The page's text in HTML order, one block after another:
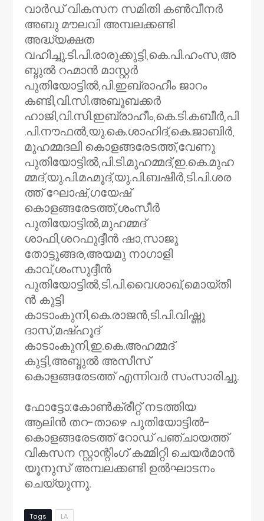
വാർഡ്‌ വികസന സമിതി കൺവീനർ
അബു മൗലവി അമ്പലക്കണ്ടി
അദ്ധ്യക്ഷത
വഹിച്ചു.ടി.പി.രാരുക്കുട്ടി,കെ.പി.ഹംസ,അ
ബ്ദുൽ റഹ്മാൻ മാസ്റ്റർ
പുതിയോട്ടിൽ,പി.ഇബ്രാഹീം ജാറം
കണ്ടി,വി.സി.അബൂബക്കർ
ഹാജി,വി.സി.ഇബ്രാഹീം,കെ.ടി.കബീർ,പി
.പി.നൗഫൽ,യു.കെ.ശാഹിദ്‌,കെ.ജാബിർ,
മുഹമ്മദലി കൊളങ്ങരേടത്ത്‌,വേണു
പുതിയോട്ടിൽ,പി.ടി.മുഹമ്മദ്‌,ഇ.കെ.മുഹ
മ്മദ്‌,യു.പി.മഹ്മൂദ്‌,യു.പി.ബഷീർ,ടി.പി.ശര
ത്ത് ഘോഷ്‌‌,ഗയേഷ്‌
കൊളങ്ങരേടത്ത്‌,ശംസീർ
പുതിയോട്ടിൽ,മുഹമ്മദ്‌
ശാഫി,ശറഫുദ്ദീൻ ഷാ,സാജു
തോട്ടുങ്ങര,അയമു നാഗാളി
കാവ്‌,ശംസുദ്ദീൻ
പുതിയോട്ടിൽ,ടി.പി.വൈശാഖ്‌,മൊയ്തീ
ൻ കുട്ടി
കാടാംകുനി,കെ.രാജൻ,ടി.പി.വിഷ്ണു
ദാസ്‌,മഷ്‌ഹൂദ്‌
കാടാംകുനി,ഇ.കെ.അഹമ്മദ്‌
കുട്ടി,അബ്ദുൽ അസീസ്‌
കൊളങ്ങരേടത്ത്‌ എന്നിവർ സംസാരിച്ചു.
ഫോട്ടോ:കോൺക്രീറ്റ്‌ നടത്തിയ
ആലിൻ തറ-താഴെ പുതിയോട്ടിൽ-
കൊളങ്ങരേടത്ത്‌ റോഡ്‌ പഞ്ചായത്ത്‌
വികസന സ്റ്റാന്റിംഗ്‌ കമ്മിറ്റി ചെയർമാൻ
യൂനുസ്‌ അമ്പലക്കണ്ടി ഉൽഘാടനം
ചെയ്യുന്നു.
Tags LA